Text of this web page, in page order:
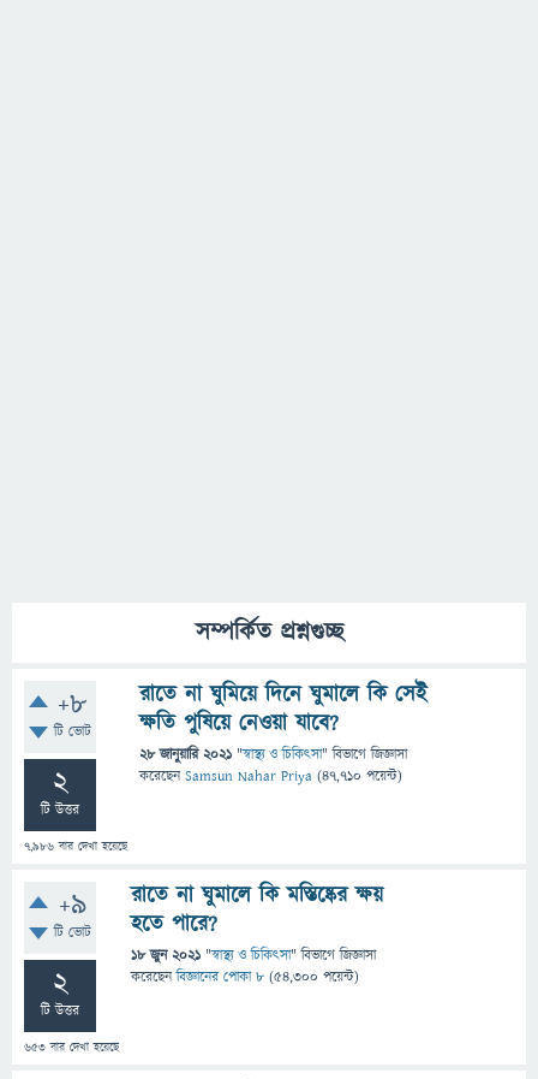
সম্পর্কিত প্রশ্নগুচ্ছ
+8
টি ভোট
2
টি উত্তর
7,986 বার দেখা হয়েছে
রাতে না ঘুমিয়ে দিনে ঘুমালে কি সেই
ক্ষতি পুষিয়ে নেওয়া যাবে?
28 জানুয়ারি 2021 "স্বাস্থ্য ও চিকিৎসা" বিভাগে জিজ্ঞাসা
করেছেনSamsun Nahar Priya (47,710 পয়েন্ট)
+9
টি ভোট
2
টি উত্তর
653 বার দেখা হয়েছে
রাতে না ঘুমালে কি মস্তিষ্কের ক্ষয়
হতে পারে?
18 জুন 2021 "স্বাস্থ্য ও চিকিৎসা" বিভাগে জিজ্ঞাসা
করেছেনবিজ্ঞানের পোকা ৮ (54,300 পয়েন্ট)